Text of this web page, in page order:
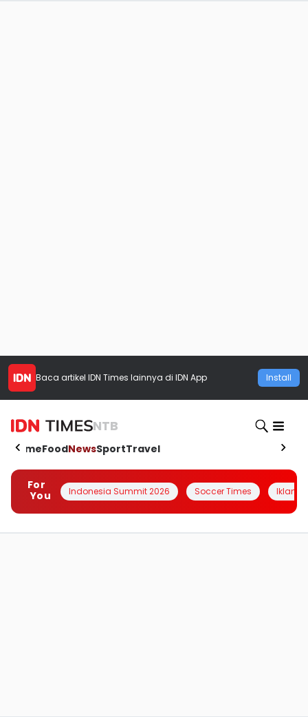
Baca artikel IDN Times lainnya di IDN App Install
NTB
HomeFoodNewsSportTravel
For
You
Indonesia Summit 2026 Soccer Times Iklanin